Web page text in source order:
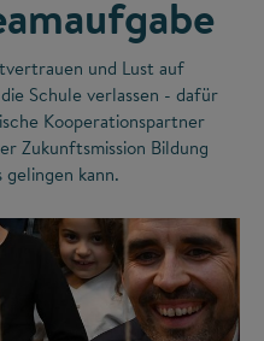
und Lust auf
Schule verlassen - dafür
Kooperationspartner
Zukunftsmission Bildung
kann.